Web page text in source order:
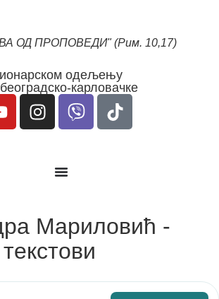
ОД ПРОПОВЕДИ" (Рим. 10,17)
одељењу
карловачке
Мариловић -